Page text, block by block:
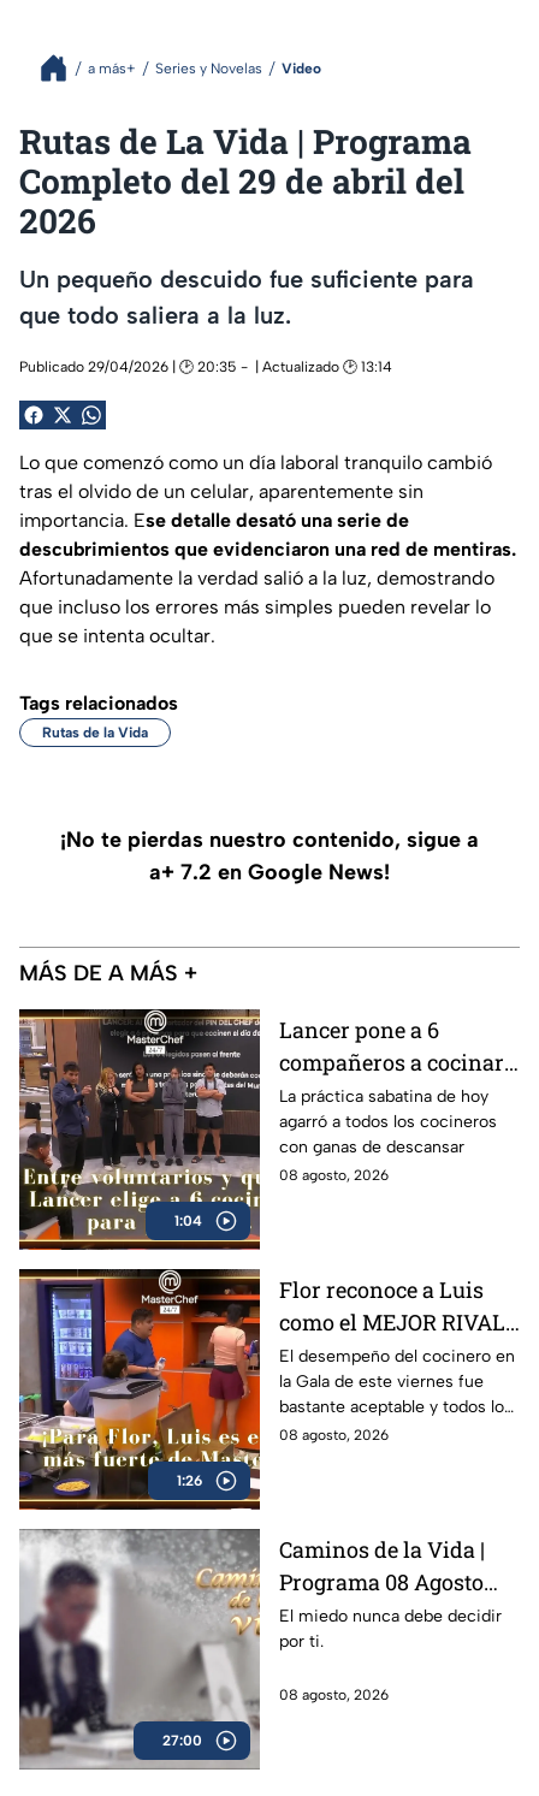
a más+ Series y Novelas Video
Rutas de La Vida | Programa
Completo del 29 de abril del
2026
Un pequeño descuido fue suficiente para
que todo saliera a la luz.
Publicado 29/04/2026 | 🕑 20:35 | Actualizado 🕑 13:14
Lo que comenzó como un día laboral tranquilo cambió
tras el olvido de un celular, aparentemente sin
importancia. Ese detalle desató una serie de
descubrimientos que evidenciaron una red de mentiras.
Afortunadamente la verdad salió a la luz, demostrando
que incluso los errores más simples pueden revelar lo
que se intenta ocultar.
Tags relacionados
Rutas de la Vida
¡No te pierdas nuestro contenido, sigue a
a+ 7.2 en Google News!
MÁS DE A MÁS +
1:04
Lancer pone a 6
compañeros a cocinar
para TODOS y Luis se
queja: '¿Premio o
castigo?' (VIDEO)
La práctica sabatina de hoy
agarró a todos los cocineros
con ganas de descansar
08 agosto, 2026
1:26
Flor reconoce a Luis
como el MEJOR RIVAL
de MasterChef 24/7: 'Te
vas a quedar' (VIDEO)
El desempeño del cocinero en
la Gala de este viernes fue
bastante aceptable y todos lo
notaron
08 agosto, 2026
27:00
Caminos de la Vida |
Programa 08 Agosto
2026
El miedo nunca debe decidir
por ti.
08 agosto, 2026